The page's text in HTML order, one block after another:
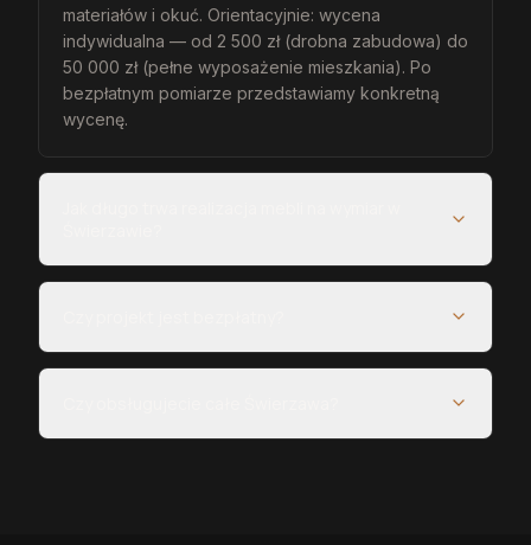
materiałów i okuć. Orientacyjnie: wycena
indywidualna — od 2 500 zł (drobna zabudowa) do
50 000 zł (pełne wyposażenie mieszkania). Po
bezpłatnym pomiarze przedstawiamy konkretną
wycenę.